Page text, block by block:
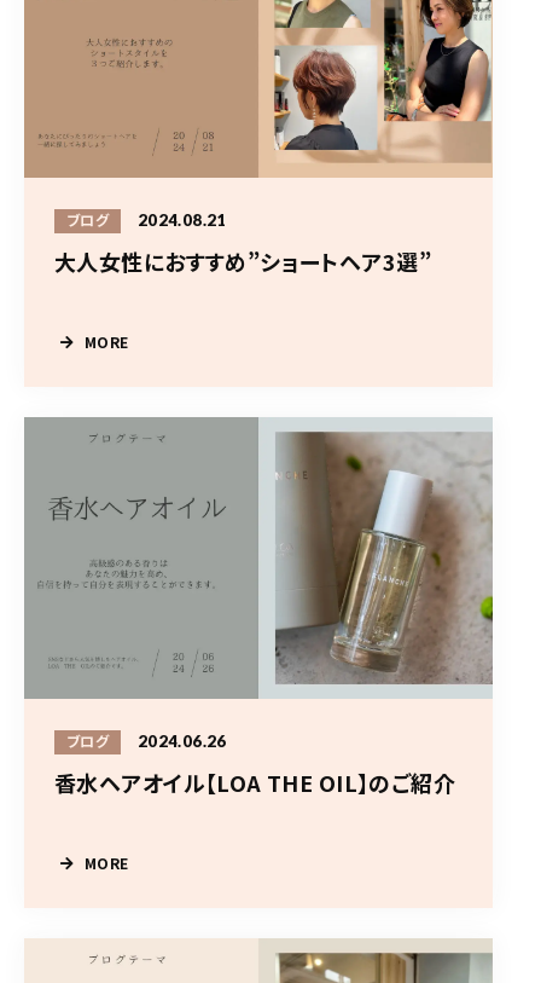
ブログ 2024.08.21
大人女性におすすめ”ショートヘア3選”
MORE
ブログ 2024.06.26
香水ヘアオイル【LOA THE OIL】のご紹介
MORE